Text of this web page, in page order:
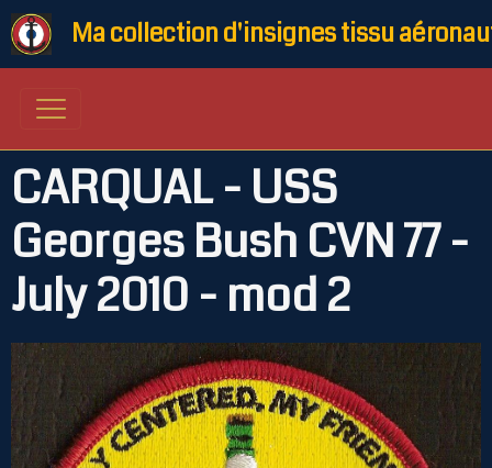
Ma collection d'insignes tissu
CARQUAL - USS
Georges Bush CVN 77 -
July 2010 - mod 2